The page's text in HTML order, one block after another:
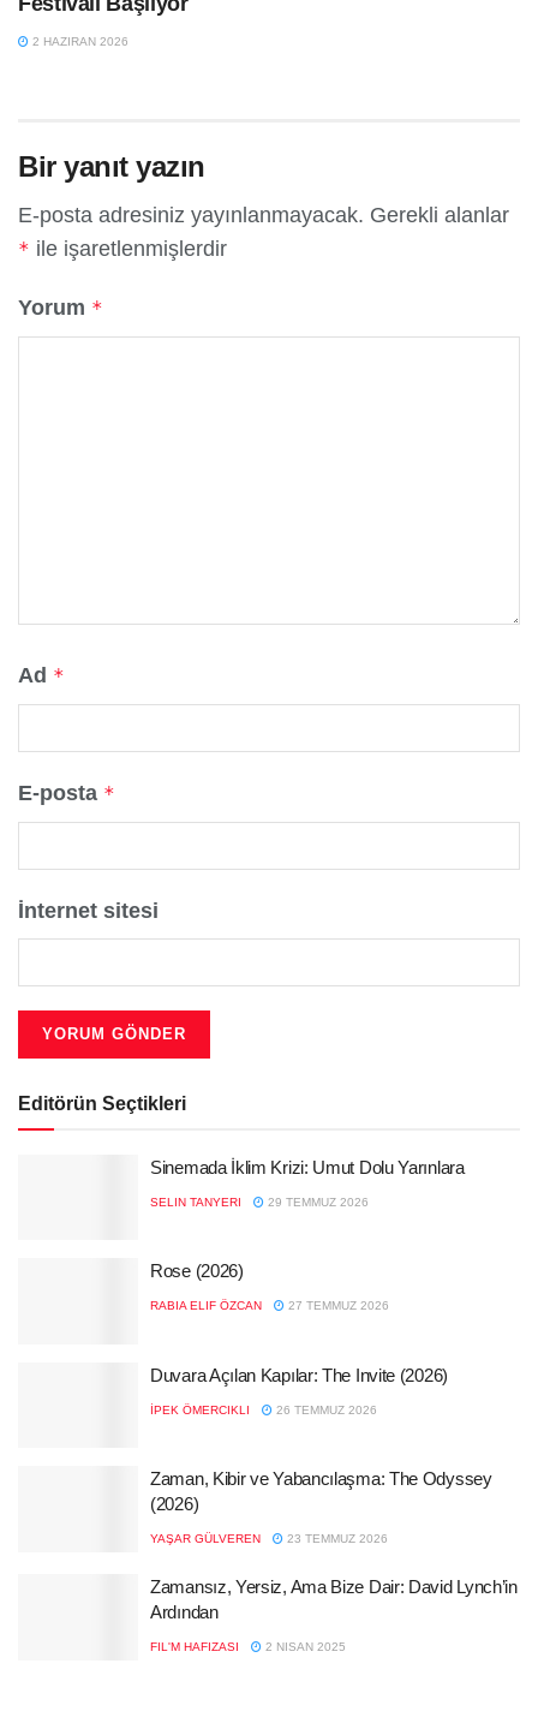
2 HAZIRAN 2026
Bir yanıt yazın
E-posta adresiniz yayınlanmayacak. Gerekli alanlar
* ile işaretlenmişlerdir
Yorum *
Ad *
E-posta *
İnternet sitesi
Editörün Seçtikleri
Sinemada İklim Krizi: Umut Dolu Yarınlara
SELIN TANYERI 29 TEMMUZ 2026
Rose (2026)
RABIA ELIF ÖZCAN 27 TEMMUZ 2026
Duvara Açılan Kapılar: The Invite (2026)
İPEK ÖMERCIKLI 26 TEMMUZ 2026
Zaman, Kibir ve Yabancılaşma: The Odyssey
(2026)
YAŞAR GÜLVEREN 23 TEMMUZ 2026
Zamansız, Yersiz, Ama Bize Dair: David Lynch’in
Ardından
FIL'M HAFIZASI 2 NISAN 2025